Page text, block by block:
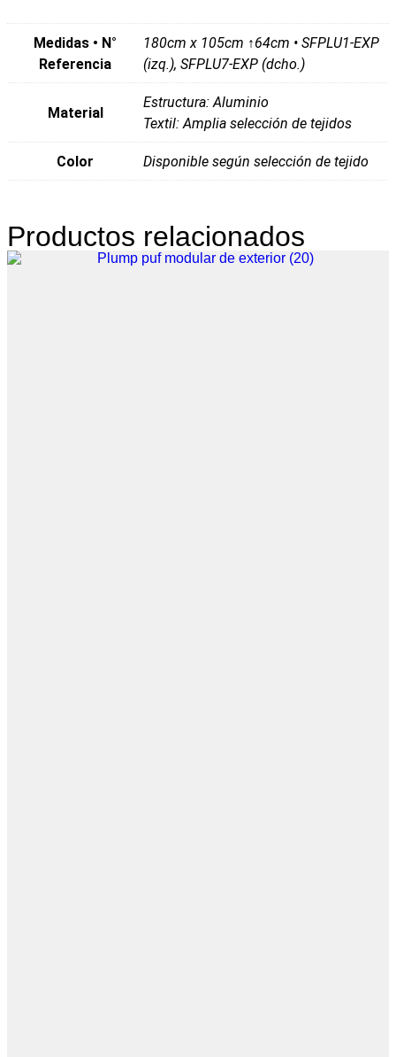
Medidas • N°
Referencia
180cm x 105cm ↑64cm • SFPLU1-EXP
(izq.), SFPLU7-EXP (dcho.)
Material
Estructura: Aluminio
Textil: Amplia selección de tejidos
Color Disponible según selección de tejido
Productos relacionados